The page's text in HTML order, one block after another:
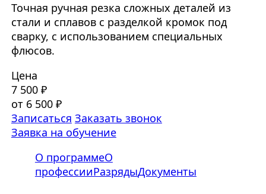
Точная ручная резка сложных деталей из
стали и сплавов с разделкой кромок под
сварку, с использованием специальных
флюсов.
Цена
7 500 ₽
от 6 500 ₽
Записаться Заказать звонок
Заявка на обучение
О программеО
профессииРазрядыДокументы